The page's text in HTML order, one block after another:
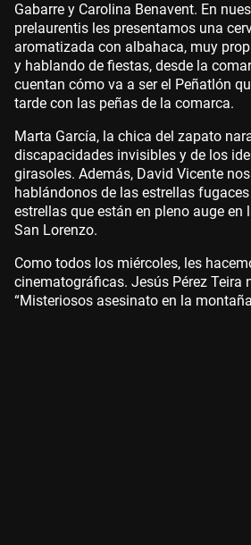
Gabarre y Carolina Benavent. En
prelaurentis les presentamos una
aromatizada con albahaca, muy
y hablando de fiestas, desde la
cuentan cómo va a ser el Peñatlón
tarde con las peñas de la comarca.
Marta García, la chica del zapato
discapacidades invisibles y de los
girasoles. Además, David Vicente
hablándonos de las estrellas
estrellas que están en pleno auge
San Lorenzo.
Como todos los miércoles, les
cinematográficas. Jesús Pérez Teira
“Misteriosos asesinato en la